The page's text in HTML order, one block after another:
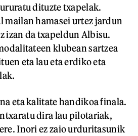
dituzte txapelak.
mailan hamasei urtez jardun
izan da txapeldun Albisu.
klubean sartzea
eta lau eta erdiko eta
eta kalitate handikoa finala.
dira lau pilotariak,
Inori ez zaio urduritasunik